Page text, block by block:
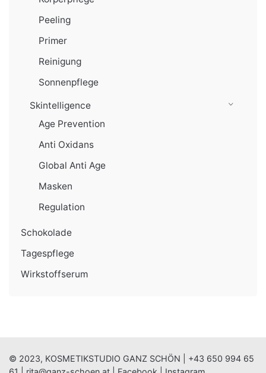
Peeling
Primer
Reinigung
Sonnenpflege
Skintelligence
Age Prevention
Anti Oxidans
Global Anti Age
Masken
Regulation
Schokolade
Tagespflege
Wirkstoffserum
© 2023, KOSMETIKSTUDIO GANZ SCHÖN | +43 650 994 65